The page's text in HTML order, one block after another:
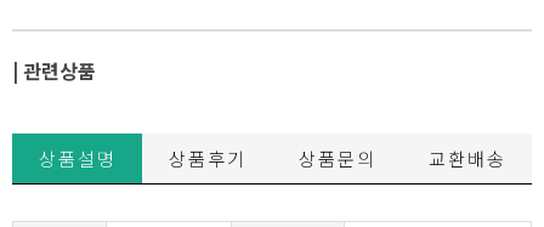
| 관련상품
상품설명 상품후기 상품문의 교환배송